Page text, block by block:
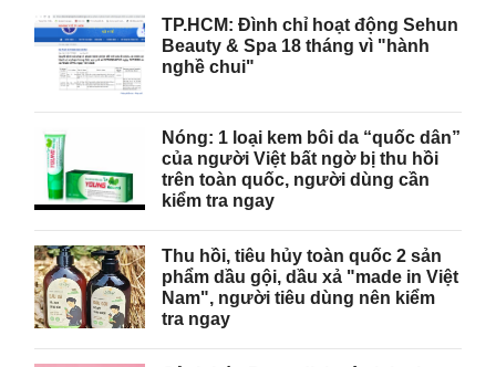
TP.HCM: Đình chỉ hoạt động Sehun
Beauty & Spa 18 tháng vì "hành
nghề chui"
Nóng: 1 loại kem bôi da “quốc dân”
của người Việt bất ngờ bị thu hồi
trên toàn quốc, người dùng cần
kiểm tra ngay
Thu hồi, tiêu hủy toàn quốc 2 sản
phẩm dầu gội, dầu xả "made in Việt
Nam", người tiêu dùng nên kiểm
tra ngay